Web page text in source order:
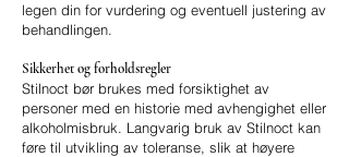
legen din for vurdering og eventuell justering av
behandlingen.
Sikkerhet og forholdsregler
Stilnoct bør brukes med forsiktighet av
personer med en historie med avhengighet eller
alkoholmisbruk. Langvarig bruk av Stilnoct kan
føre til utvikling av toleranse, slik at høyere